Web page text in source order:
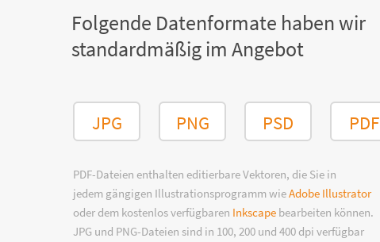
Folgende Datenformate haben wir
standardmäßig im Angebot
JPG PNG PSD PDF
PDF-Dateien enthalten editierbare Vektoren, die Sie in
jedem gängigen Illustrationsprogramm wieAdobe Illustrator
oder dem kostenlos verfügbaren Inkscape bearbeiten können.
JPG und PNG-Dateien sind in 100, 200 und 400 dpi verfügbar